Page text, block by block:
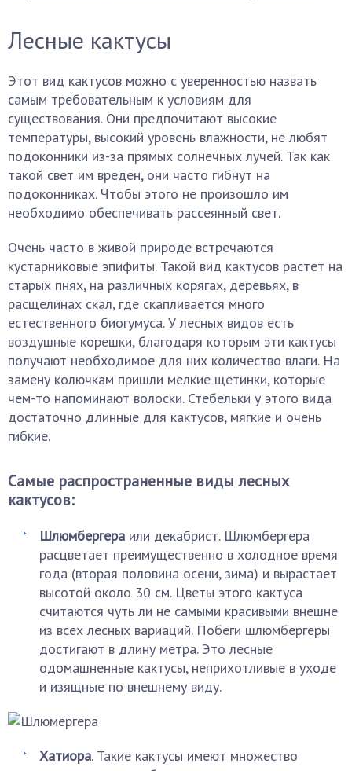
Лесные кактусы
Этот вид кактусов можно с уверенностью назвать
самым требовательным к условиям для
существования. Они предпочитают высокие
температуры, высокий уровень влажности, не любят
подоконники из-за прямых солнечных лучей. Так как
такой свет им вреден, они часто гибнут на
подоконниках. Чтобы этого не произошло им
необходимо обеспечивать рассеянный свет.
Очень часто в живой природе встречаются
кустарниковые эпифиты. Такой вид кактусов растет на
старых пнях, на различных корягах, деревьях, в
расщелинах скал, где скапливается много
естественного биогумуса. У лесных видов есть
воздушные корешки, благодаря которым эти кактусы
получают необходимое для них количество влаги. На
замену колючкам пришли мелкие щетинки, которые
чем-то напоминают волоски. Стебельки у этого вида
достаточно длинные для кактусов, мягкие и очень
гибкие.
Самые распространенные виды лесных
кактусов:
Шлюмбергера или декабрист. Шлюмбергера
расцветает преимущественно в холодное время
года (вторая половина осени, зима) и вырастает
высотой около 30 см. Цветы этого кактуса
считаются чуть ли не самыми красивыми внешне
из всех лесных вариаций. Побеги шлюмбергеры
достигают в длину метра. Это лесные
одомашненные кактусы, неприхотливые в уходе
и изящные по внешнему виду.
Хатиора. Такие кактусы имеют множество